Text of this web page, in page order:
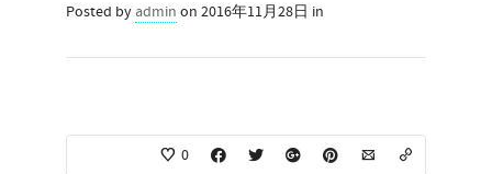
Posted by admin on 2016年11月28日 in
0